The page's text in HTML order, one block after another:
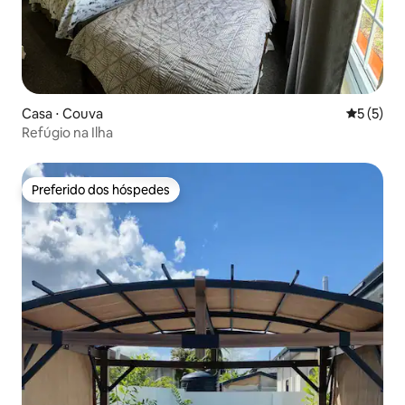
Casa ⋅ Couva 5 de
5 (5)
Refúgio na Ilha
Preferido dos hóspedes
Preferido dos hóspedes